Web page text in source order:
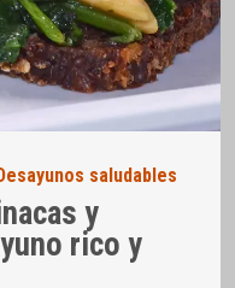
saludables
y
rico y